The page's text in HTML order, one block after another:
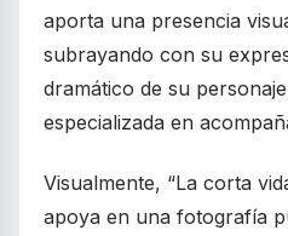
aporta una presencia
subrayando con su
dramático de su
especializada en
Visualmente, “La corta
apoya en una fotografía